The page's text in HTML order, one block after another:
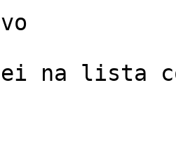
na lista